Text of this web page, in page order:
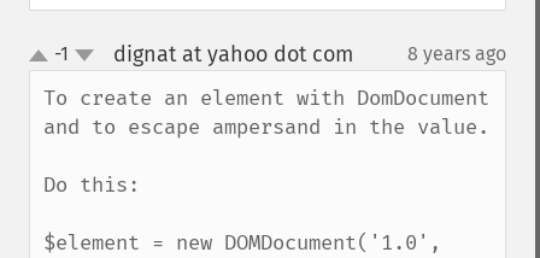
up
down
-1 dignat at yahoo dot com 8 years ago
To create an element with DomDocument
and to escape ampersand in the value.
Do this:
$element = new DOMDocument('1.0',